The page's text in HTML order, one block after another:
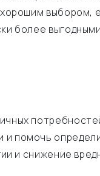
выбором,
более
помочь
и снижение